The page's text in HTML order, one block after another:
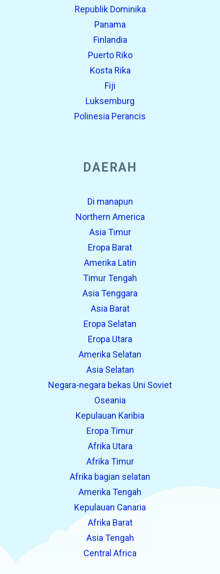
Republik Dominika
Panama
Finlandia
Puerto Riko
Kosta Rika
Fiji
Luksemburg
Polinesia Perancis
DAERAH
Di manapun
Northern America
Asia Timur
Eropa Barat
Amerika Latin
Timur Tengah
Asia Tenggara
Asia Barat
Eropa Selatan
Eropa Utara
Amerika Selatan
Asia Selatan
Negara-negara bekas Uni Soviet
Oseania
Kepulauan Karibia
Eropa Timur
Afrika Utara
Afrika Timur
Afrika bagian selatan
Amerika Tengah
Kepulauan Canaria
Afrika Barat
Asia Tengah
Central Africa